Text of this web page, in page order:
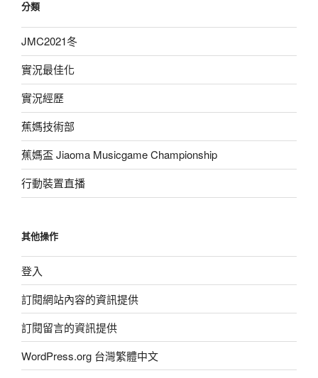
分類
JMC2021冬
實況最佳化
實況經歷
蕉媽技術部
蕉媽盃 Jiaoma Musicgame Championship
行動裝置直播
其他操作
登入
訂閱網站內容的資訊提供
訂閱留言的資訊提供
WordPress.org 台灣繁體中文